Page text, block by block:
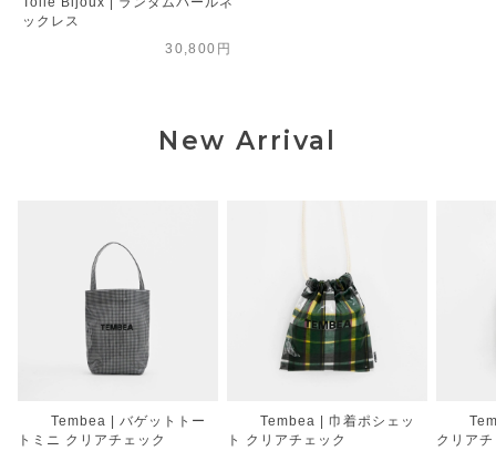
ックレス
30,800円
New Arrival
Tembea | バゲットトー
トミニ クリアチェック
Tembea | 巾着ポシェッ
ト クリアチェック
クリア